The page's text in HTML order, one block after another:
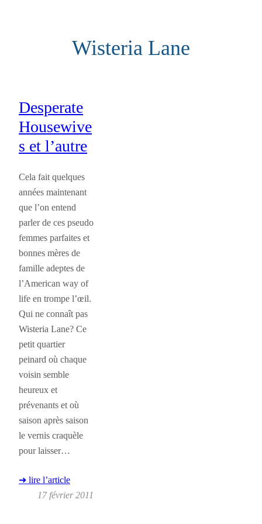
Wisteria Lane
Desperate
Housewive
s et l’autre
Cela fait quelques
années maintenant
que l’on entend
parler de ces pseudo
femmes parfaites et
bonnes mères de
famille adeptes de
l’American way of
life en trompe l’œil.
Qui ne connaît pas
Wisteria Lane? Ce
petit quartier
peinard où chaque
voisin semble
heureux et
prévenants et où
saison après saison
le vernis craquèle
pour laisser…
➜ lire l’article
17 février 2011